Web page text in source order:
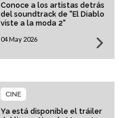
Conoce a los artistas detrás
del soundtrack de "El Diablo
viste a la moda 2"
04 May 2026
Ya está disponible el tráiler
CINE